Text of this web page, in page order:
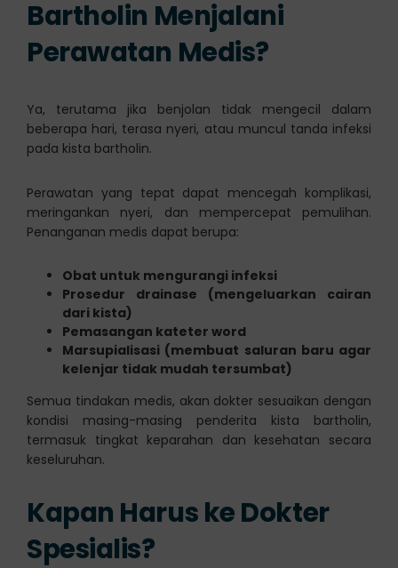
Bartholin Menjalani
Perawatan Medis?
Ya, terutama jika benjolan tidak mengecil dalam
beberapa hari, terasa nyeri, atau muncul tanda infeksi
pada kista bartholin.
Perawatan yang tepat dapat mencegah komplikasi,
meringankan nyeri, dan mempercepat pemulihan.
Penanganan medis dapat berupa:
Obat untuk mengurangi infeksi
Prosedur drainase (mengeluarkan cairan
dari kista)
Pemasangan kateter word
Marsupialisasi (membuat saluran baru agar
kelenjar tidak mudah tersumbat)
Semua tindakan medis, akan dokter sesuaikan dengan
kondisi masing-masing penderita kista bartholin,
termasuk tingkat keparahan dan kesehatan secara
keseluruhan.
Kapan Harus ke Dokter
Spesialis?